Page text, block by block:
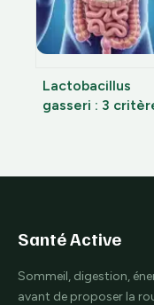
Lactobacillus
gasseri : 3
Santé Active
Sommeil, digestion,
avant de proposer la